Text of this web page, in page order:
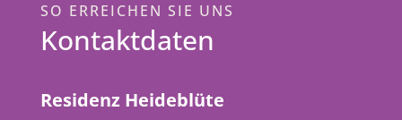
SO ERREICHEN SIE UNS
Kontaktdaten
Residenz Heideblüte